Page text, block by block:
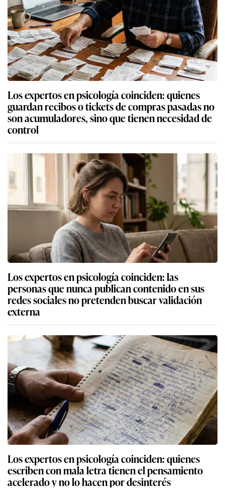
Los expertos en psicología coinciden: quienes
guardan recibos o tickets de compras pasadas no
son acumuladores, sino que tienen necesidad de
control
Los expertos en psicología coinciden: las
personas que nunca publican contenido en sus
redes sociales no pretenden buscar validación
externa
Los expertos en psicología coinciden: quienes
escriben con mala letra tienen el pensamiento
acelerado y no lo hacen por desinterés